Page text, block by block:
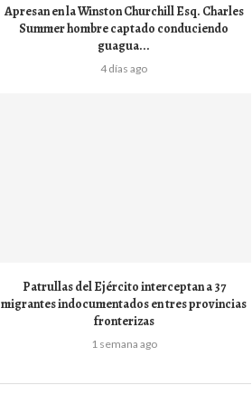
Apresan en la Winston Churchill Esq. Charles
Summer hombre captado conduciendo
guagua...
4 días ago
Patrullas del Ejército interceptan a 37
migrantes indocumentados en tres provincias
fronterizas
1 semana ago